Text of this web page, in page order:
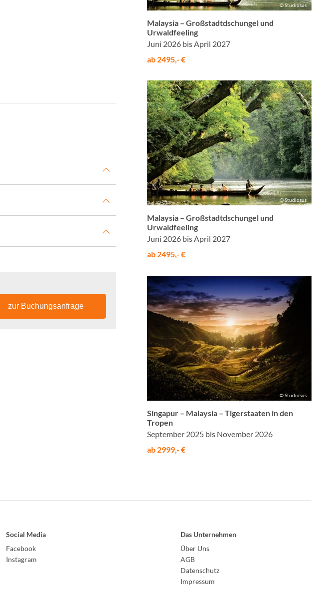
zur Buchungsanfrage
© Studiosus
Malaysia – Großstadtdschungel und
Urwaldfeeling
Juni 2026 bis April 2027
ab 2495,- €
© Studiosus
Malaysia – Großstadtdschungel und
Urwaldfeeling
Juni 2026 bis April 2027
ab 2495,- €
© Studiosus
Singapur – Malaysia – Tigerstaaten in den
Tropen
September 2025 bis November 2026
ab 2999,- €
Social Media
Facebook
Instagram
Das Unternehmen
Über Uns
AGB
Datenschutz
Impressum